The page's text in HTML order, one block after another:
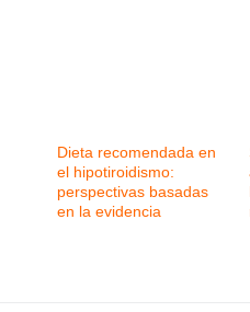
Dieta recomendada en
el hipotiroidismo:
perspectivas basadas
en la evidencia